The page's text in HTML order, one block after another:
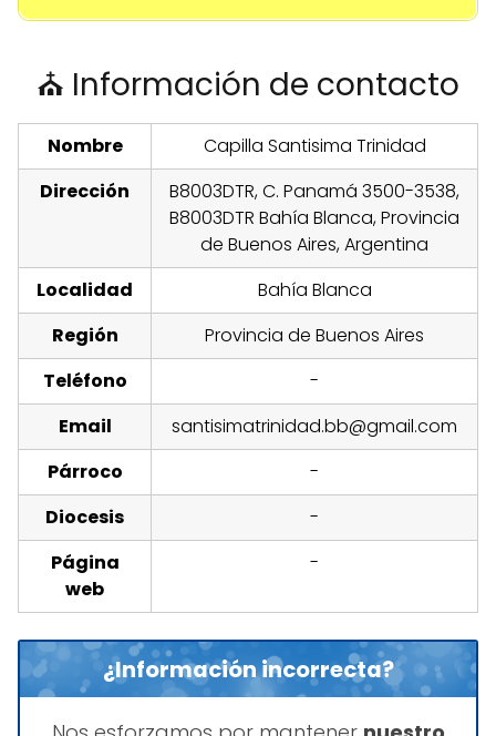
⛪ Información de contacto
Nombre
Capilla Santisima Trinidad
Dirección
B8003DTR, C. Panamá 3500-3538,
B8003DTR Bahía Blanca, Provincia
de Buenos Aires, Argentina
Localidad
Bahía Blanca
Región
Provincia de Buenos Aires
Teléfono
-
Email
santisimatrinidad.bb@gmail.com
Párroco
-
Diocesis
-
Página
web
-
¿Información incorrecta?